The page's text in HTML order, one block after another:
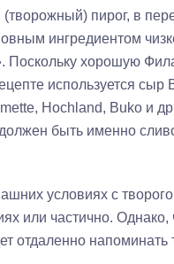
пирог, в
ингредиентом
хорошую
используется сыр
Hochland, Buko и
быть именно
условиях с
или частично. Однако,
отдаленно напоминать